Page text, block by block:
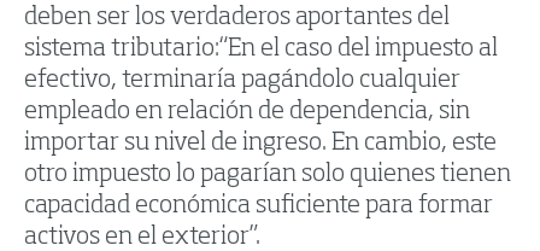
deben ser los verdaderos aportantes del
sistema tributario:“En el caso del impuesto al
efectivo, terminaría pagándolo cualquier
empleado en relación de dependencia, sin
importar su nivel de ingreso. En cambio, este
otro impuesto lo pagarían solo quienes tienen
capacidad económica suficiente para formar
activos en el exterior”.